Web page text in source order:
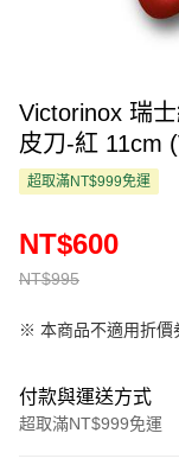
Victorinox 瑞
皮刀-紅 11cm
超取滿NT$999免運
NT$995
NT$600
※ 本商品不適用折價
付款與運送方式
超取滿NT$999免運